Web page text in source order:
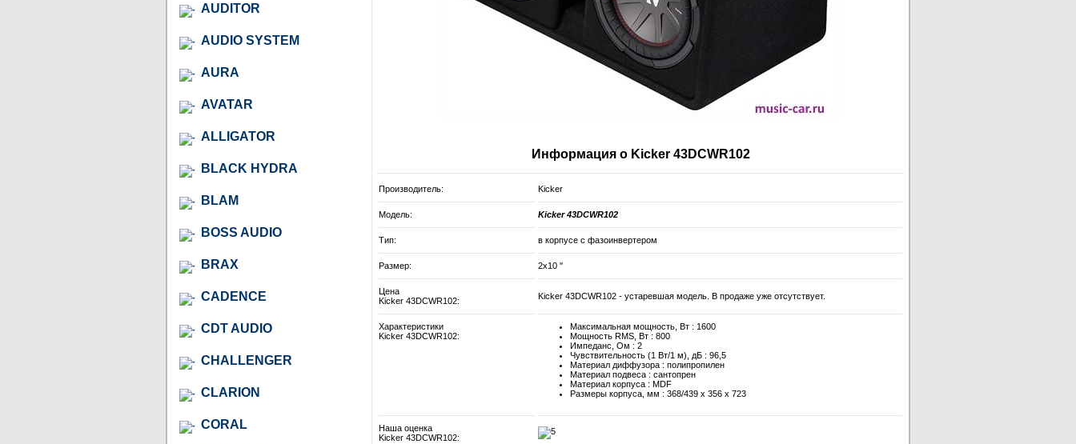
AUDITOR
AUDIO SYSTEM
AURA
AVATAR
ALLIGATOR
BLACK HYDRA
BLAM
BOSS AUDIO
BRAX
CADENCE
CDT AUDIO
CHALLENGER
CLARION
CORAL
Информация о Kicker 43DCWR102
Производитель: Kicker
Модель: Kicker 43DCWR102
Тип: в корпусе с фазоинвертером
Размер: 2x10 ''
Цена
Kicker 43DCWR102:
Kicker 43DCWR102 - устаревшая модель. В продаже уже отсутствует.
Характеристики
Kicker 43DCWR102:
Максимальная мощность, Вт : 1600
Мощность RMS, Вт : 800
Импеданс, Ом : 2
Чувствительность (1 Вт/1 м), дБ : 96,5
Материал диффузора : полипропилен
Материал подвеса : сантопрен
Материал корпуса : MDF
Размеры корпуса, мм : 368/439 x 356 x 723
Наша оценка
Kicker 43DCWR102: